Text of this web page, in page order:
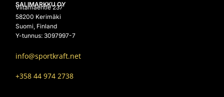
SALIMARKKU OY
Viitamäentie 237
58200 Kerimäki
Suomi, Finland
Y-tunnus: 3097997-7
info@sportkraft.net
+358 44 974 2738